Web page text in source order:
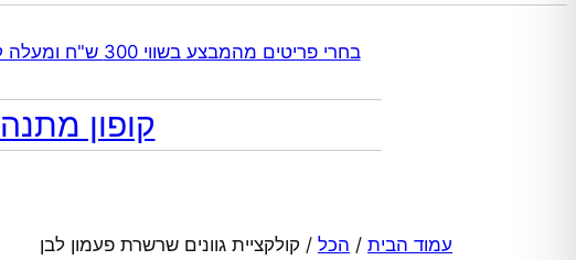
בחרי פריטים מהמבצע בשווי 300 ש"ח ומעלה קבלי 70% הנחה אוטומטית בקופה על התכשיטים שבקטגוריית המבצע | ללא כפל מבצעים
קופון מתנה 10% הנחה לרכישה ראשונה באתר!
עמוד הבית / הכל / קולקציית גוונים שרשרת פעמון לבן